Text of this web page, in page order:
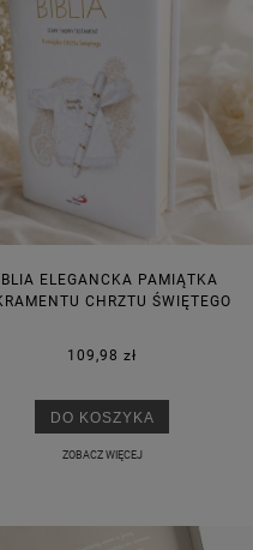
ELEGANCKA PAMIĄTKA
CHRZTU ŚWIĘTEGO
109,98 zł
DO KOSZYKA
ZOBACZ WIĘCEJ